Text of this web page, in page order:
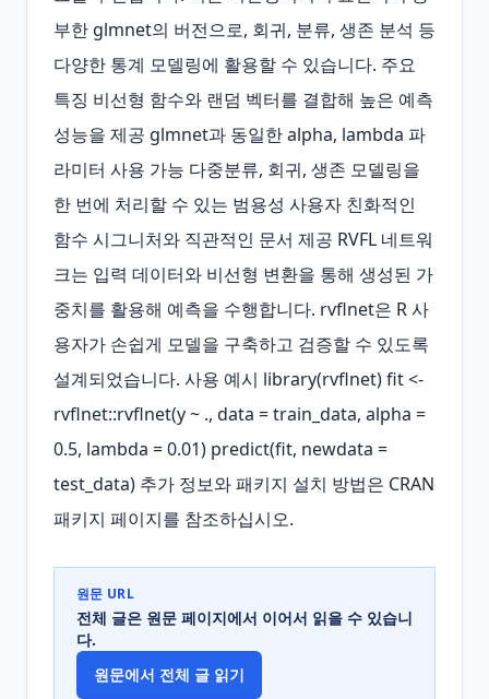
부한 glmnet의 버전으로, 회귀, 분류, 생존 분석 등
다양한 통계 모델링에 활용할 수 있습니다. 주요
특징 비선형 함수와 랜덤 벡터를 결합해 높은 예측
성능을 제공 glmnet과 동일한 alpha, lambda 파
라미터 사용 가능 다중분류, 회귀, 생존 모델링을
한 번에 처리할 수 있는 범용성 사용자 친화적인
함수 시그니처와 직관적인 문서 제공 RVFL 네트워
크는 입력 데이터와 비선형 변환을 통해 생성된 가
중치를 활용해 예측을 수행합니다. rvflnet은 R 사
용자가 손쉽게 모델을 구축하고 검증할 수 있도록
설계되었습니다. 사용 예시 library(rvflnet) fit <-
rvflnet::rvflnet(y ~ ., data = train_data, alpha =
0.5, lambda = 0.01) predict(fit, newdata =
test_data) 추가 정보와 패키지 설치 방법은 CRAN
패키지 페이지를 참조하십시오.
원문 URL
전체 글은 원문 페이지에서 이어서 읽을 수 있습니
다.
원문에서 전체 글 읽기